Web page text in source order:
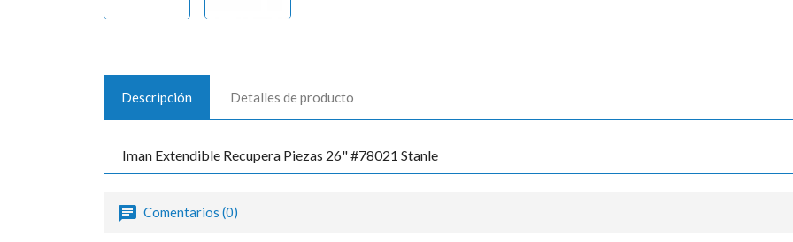
Descripción Detalles de producto
Iman Extendible Recupera Piezas 26" #78021 Stanle
Comentarios (0)